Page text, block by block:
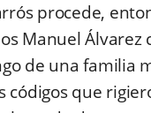
procede,
Manuel Álvarez
de una familia
códigos que